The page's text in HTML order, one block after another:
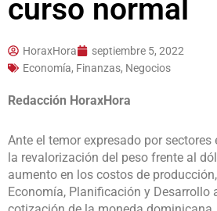
curso normal
HoraxHora
septiembre 5, 2022
Economía, Finanzas, Negocios
Redacción HoraxHora
Ante el temor expresado por sectores
la revalorización del peso frente al
aumento en los costos de
Economía, Planificación y Desarrollo